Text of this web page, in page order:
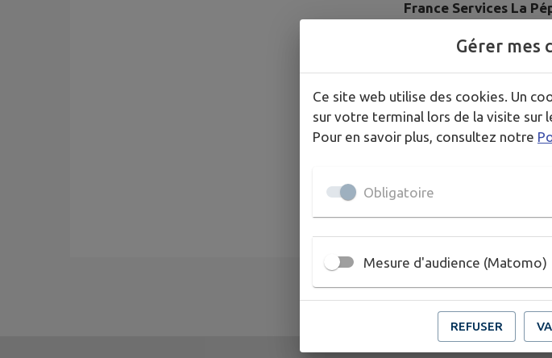
France Services La
Permanence
Jeudi de 9h15 à12h
Accompagnement
Télécharger la pièce
Gérer mes
Ce site web utilise des cookies. Un
sur votre terminal lors de la visite sur
Pour en savoir plus, consultez notre
Obligatoire
Mesure d'audience (Matomo)
REFUSER